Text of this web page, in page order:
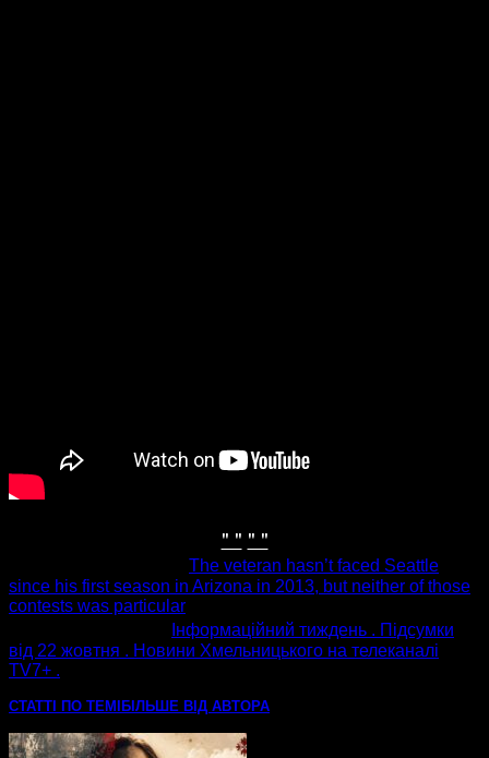
" " " "
The veteran hasn’t faced Seattle
since his first season in Arizona in 2013, but neither of those
contests was particular
Інформаційний тиждень . Підсумки
від 22 жовтня . Новини Хмельницького на телеканалі
ТV7+ .
СТАТТІ ПО ТЕМІ БІЛЬШЕ ВІД АВТОРА